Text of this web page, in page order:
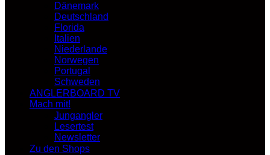
Dänemark
Deutschland
Florida
Italien
Niederlande
Norwegen
Portugal
Schweden
ANGLERBOARD TV
Mach mit!
Jungangler
Lesertest
Newsletter
Zu den Shops